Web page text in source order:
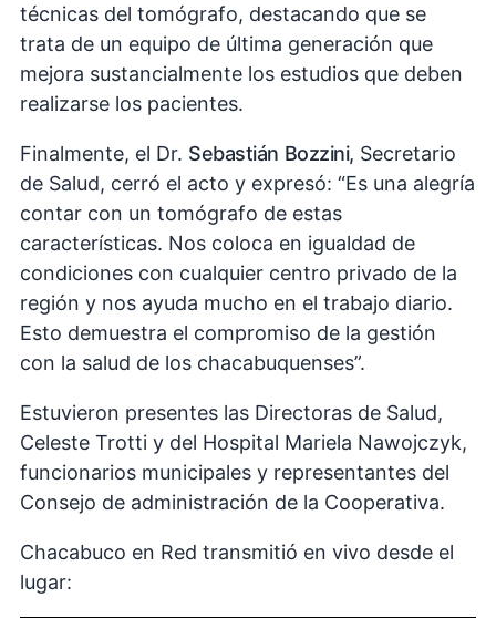
técnicas del tomógrafo, destacando que se
trata de un equipo de última generación que
mejora sustancialmente los estudios que deben
realizarse los pacientes.
Finalmente, el Dr. Sebastián Bozzini, Secretario
de Salud, cerró el acto y expresó: “Es una alegría
contar con un tomógrafo de estas
características. Nos coloca en igualdad de
condiciones con cualquier centro privado de la
región y nos ayuda mucho en el trabajo diario.
Esto demuestra el compromiso de la gestión
con la salud de los chacabuquenses”.
Estuvieron presentes las Directoras de Salud,
Celeste Trotti y del Hospital Mariela Nawojczyk,
funcionarios municipales y representantes del
Consejo de administración de la Cooperativa.
Chacabuco en Red transmitió en vivo desde el
lugar: